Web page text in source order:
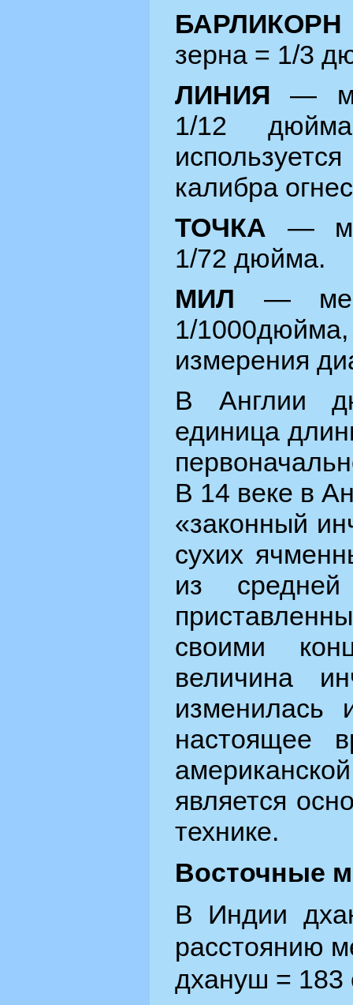
зерна = 1/3
ЛИНИЯ —
1/12
калибра
ТОЧКА —
1/72 дюйма.
МИЛ —
1/
измерения
В Англии
единица
В 14 веке в
«законный
сухих
из
своими
величина
настоящее
является
технике.
Восточные
В Индии
расстоянию
дхануш = 183